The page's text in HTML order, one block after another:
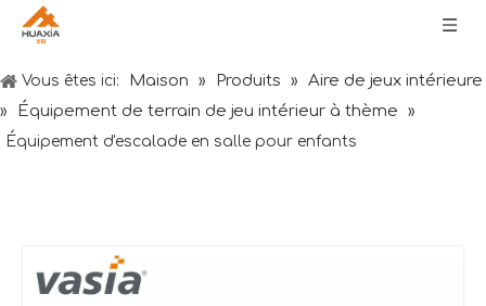
Vous êtes ici: Maison » Produits » Aire de jeux intérieure
» Équipement de terrain de jeu intérieur à thème
»
Équipement d'escalade en salle pour enfants